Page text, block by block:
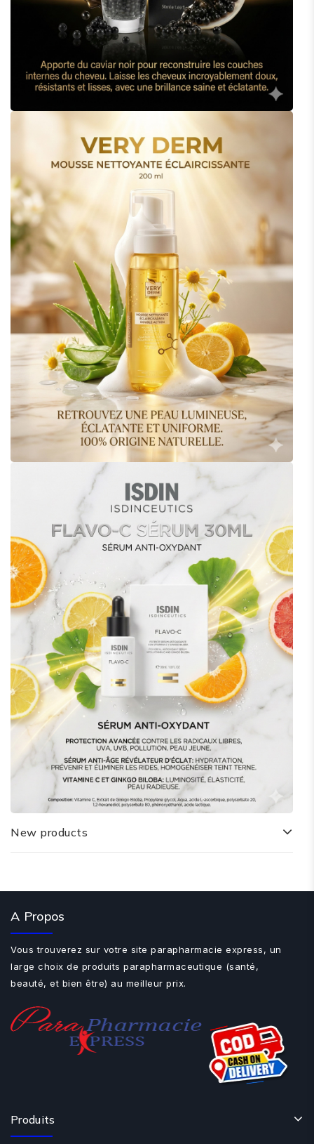
New products
A Propos
Vous trouverez sur votre site parapharmacie express, un
large choix de produits parapharmaceutique (santé,
beauté, et bien être) au meilleur prix.
Produits